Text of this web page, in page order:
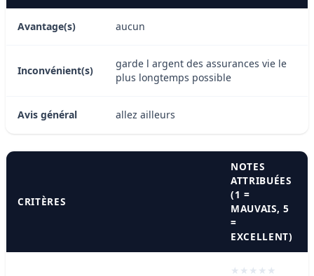
Avantage(s) aucun
Inconvénient(s)
garde l argent des assurances vie le
plus longtemps possible
Avis général allez ailleurs
CRITÈRES
NOTES
ATTRIBUÉES
(1 =
MAUVAIS, 5
=
EXCELLENT)